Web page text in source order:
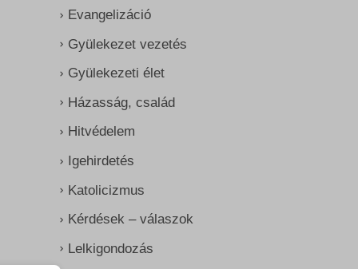
Evangelizáció
Gyülekezet vezetés
Gyülekezeti élet
Házasság, család
Hitvédelem
Igehirdetés
Katolicizmus
Kérdések – válaszok
Lelkigondozás